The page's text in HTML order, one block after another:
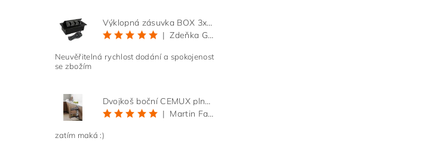
Výklopná zásuvka BOX 3x 230V s 3m kabelem - černá
|
Zdeňka Gold
Neuvěřitelná rychlost dodání a spokojenost
se zbožím
Dvojkoš boční CEMUX plné dno 3D, s tlumením antracit 200 mm
|
Martin Faltus
zatím maká :)